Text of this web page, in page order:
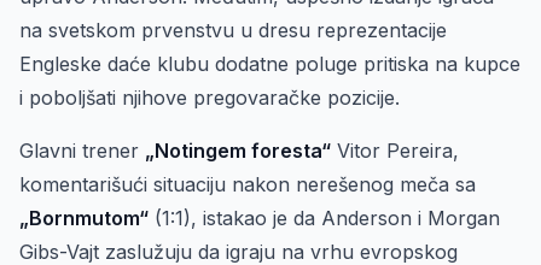
na svetskom prvenstvu u dresu reprezentacije
Engleske daće klubu dodatne poluge pritiska na kupce
i poboljšati njihove pregovaračke pozicije.
Glavni trener „Notingem foresta“ Vitor Pereira,
komentarišući situaciju nakon nerešenog meča sa
„Bornmutom“ (1:1), istakao je da Anderson i Morgan
Gibs-Vajt zaslužuju da igraju na vrhu evropskog